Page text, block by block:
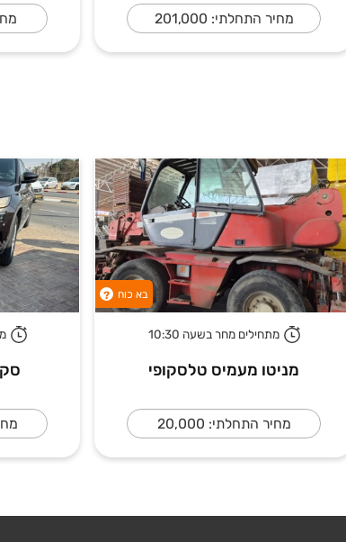
מחיר התחלתי: 201,000
בא כוח ?
מתחילים מחר בשעה 10:30
מניטו מעמיס טלסקופי
מחיר התחלתי: 20,000